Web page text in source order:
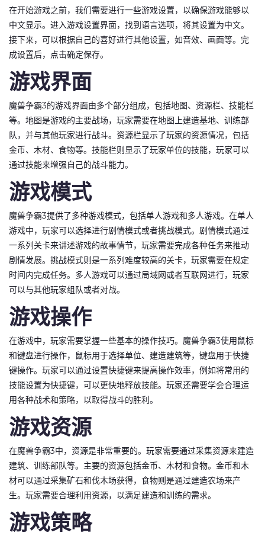
在开始游戏之前，我们需要进行一些游戏设置，以确保游戏能够以
中文显示。进入游戏设置界面，找到语言选项，将其设置为中文。
接下来，可以根据自己的喜好进行其他设置，如音效、画面等。完
成设置后，点击确定保存。
游戏界面
魔兽争霸3的游戏界面由多个部分组成，包括地图、资源栏、技能栏
等。地图是游戏的主要战场，玩家需要在地图上建造基地、训练部
队，并与其他玩家进行战斗。资源栏显示了玩家的资源情况，包括
金币、木材、食物等。技能栏则显示了玩家单位的技能，玩家可以
通过技能来增强自己的战斗能力。
游戏模式
魔兽争霸3提供了多种游戏模式，包括单人游戏和多人游戏。在单人
游戏中，玩家可以选择进行剧情模式或者挑战模式。剧情模式通过
一系列关卡来讲述游戏的故事情节，玩家需要完成各种任务来推动
剧情发展。挑战模式则是一系列难度较高的关卡，玩家需要在规定
时间内完成任务。多人游戏可以通过局域网或者互联网进行，玩家
可以与其他玩家组队或者对战。
游戏操作
在游戏中，玩家需要掌握一些基本的操作技巧。魔兽争霸3使用鼠标
和键盘进行操作，鼠标用于选择单位、建造建筑等，键盘用于快捷
键操作。玩家可以通过设置快捷键来提高操作效率，例如将常用的
技能设置为快捷键，可以更快地释放技能。玩家还需要学会合理运
用各种战术和策略，以取得战斗的胜利。
游戏资源
在魔兽争霸3中，资源是非常重要的。玩家需要通过采集资源来建造
建筑、训练部队等。主要的资源包括金币、木材和食物。金币和木
材可以通过采集矿石和伐木场获得，食物则是通过建造农场来产
生。玩家需要合理利用资源，以满足建造和训练的需求。
游戏策略